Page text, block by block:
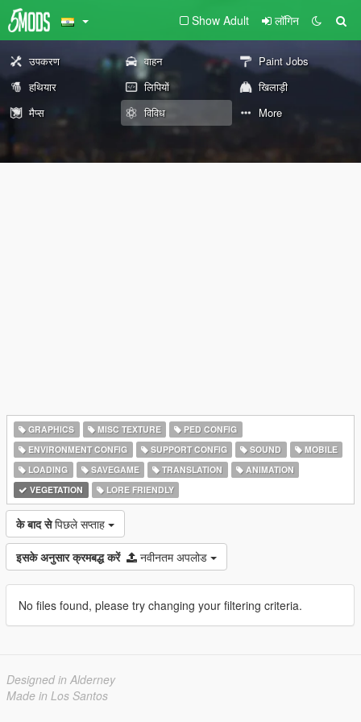
Show Adult लॉगिन
उपकरण वाहन
Paint Jobs
हथियार
लिपियों
खिलाड़ी
मैप्स
विविध More
GRAPHICS MISC TEXTURE
PED CONFIG
ENVIRONMENT CONFIG
SUPPORT CONFIG SOUND
MOBILE
LOADING
SAVEGAME TRANSLATION
ANIMATION
VEGETATION
LORE FRIENDLY
के बाद से पिछले सप्ताह
इसके अनुसार क्रमबद्ध करें नवीनतम अपलोड
No files found, please try changing your filtering criteria.
Designed in Alderney
Made in Los Santos